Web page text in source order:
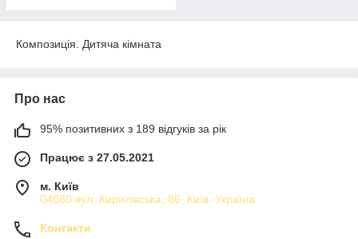
Композиція. Дитяча кімната
Про нас
95% позитивних з 189 відгуків за рік
Працює з 27.05.2021
м. Київ
04080 вул. Кирилівська, 86, Київ, Україна
Контакти